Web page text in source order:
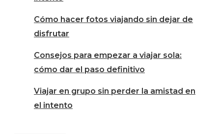
Cómo hacer fotos viajando sin dejar de
disfrutar
Consejos para empezar a viajar sola:
cómo dar el paso definitivo
Viajar en grupo sin perder la amistad en
el intento